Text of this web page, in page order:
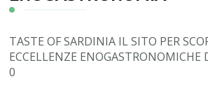
TASTE OF SARDINIA IL SITO PER
ECCELLENZE ENOGASTRONOMICHE
0